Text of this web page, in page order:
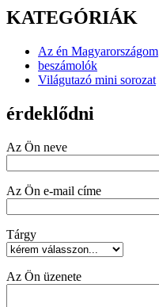
KATEGÓRIÁK
Az én Magyarországom
beszámolók
Világutazó mini sorozat
érdeklődni
Az Ön neve
Az Ön e-mail címe
Tárgy
Az Ön üzenete